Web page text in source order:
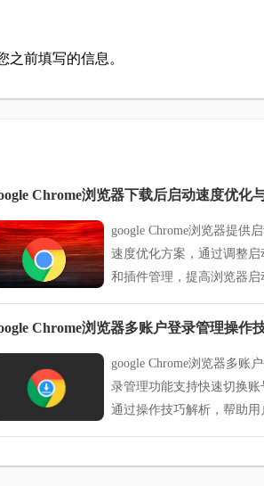
前填写的信息。
google Chrome浏览器提供
速度优化方案，通过调整启
和插件管理，提高浏览器启
运行效率，同时提升功能使
验。
Chrome浏览器多账户登录管理操作
google Chrome浏览器多账
录管理功能支持快速切换账
通过操作技巧解析，帮助用
升使用效率，实现便捷管理